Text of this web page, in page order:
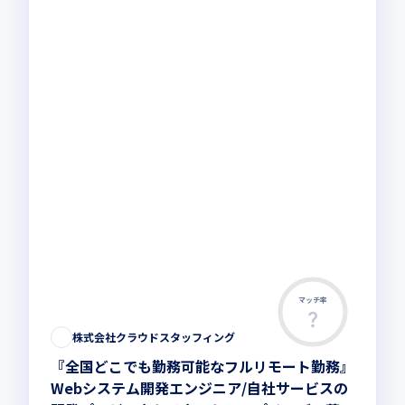
マッチ率
株式会社クラウドスタッフィング
『全国どこでも勤務可能なフルリモート勤務』
Webシステム開発エンジニア/自社サービスの